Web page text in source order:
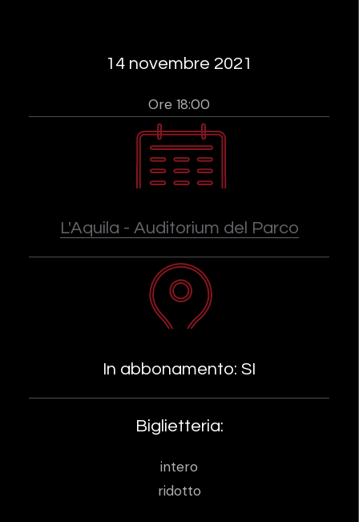
14 novembre 2021
Ore 18:00
L'Aquila - Auditorium del Parco
In abbonamento: SI
Biglietteria:
intero
ridotto